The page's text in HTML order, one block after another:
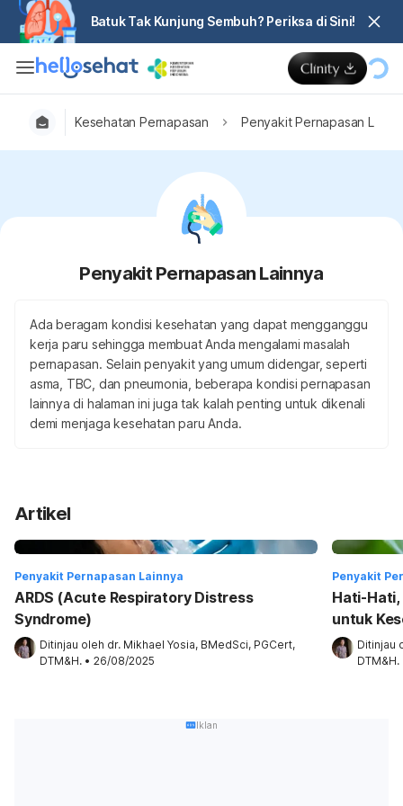
Batuk Tak Kunjung Sembuh? Periksa di Sini!
Kesehatan Pernapasan Penyakit Pernapasan
Penyakit Pernapasan Lainnya
Ada beragam kondisi kesehatan yang dapat mengganggu
kerja paru sehingga membuat Anda mengalami masalah
pernapasan. Selain penyakit yang umum didengar, seperti
asma, TBC, dan pneumonia, beberapa kondisi pernapasan
lainnya di halaman ini juga tak kalah penting untuk dikenali
demi menjaga kesehatan paru Anda.
Artikel
Penyakit Pernapasan Lainnya
ARDS (Acute Respiratory Distress
Syndrome)
Ditinjau oleh dr. Mikhael Yosia, BMedSci, PGCert,
DTM&H. • 26/08/2025
Penyakit
Hati-Hati,
untuk
Ditinjau
DTM&H.
Iklan